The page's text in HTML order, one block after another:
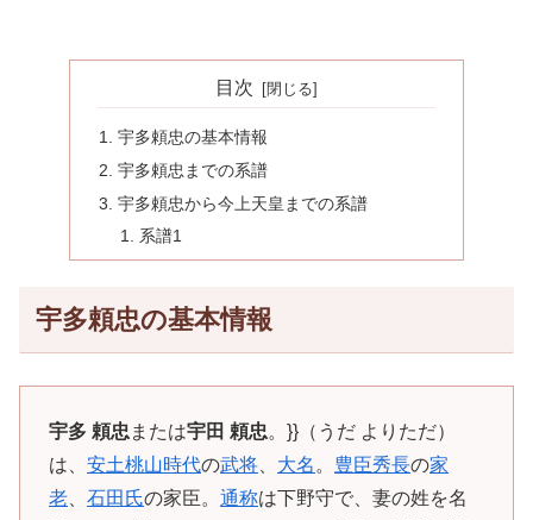
目次
宇多頼忠の基本情報
宇多頼忠までの系譜
宇多頼忠から今上天皇までの系譜
系譜1
宇多頼忠の基本情報
宇多 頼忠または宇田 頼忠。}}（うだ よりただ）
は、 安土桃山時代の武将、 大名。 豊臣秀長の家
老、 石田氏の家臣。 通称は下野守で、妻の姓を名